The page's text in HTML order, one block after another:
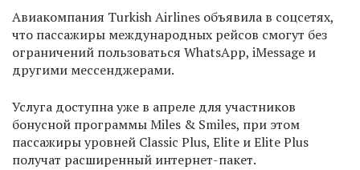
Авиакомпания Turkish Airlines объявила в соцсетях,
что пассажиры международных рейсов смогут без
ограничений пользоваться WhatsApp, iMessage и
другими мессенджерами.
Услуга доступна уже в апреле для участников
бонусной программы Miles & Smiles, при этом
пассажиры уровней Classic Plus, Elite и Elite Plus
получат расширенный интернет-пакет.